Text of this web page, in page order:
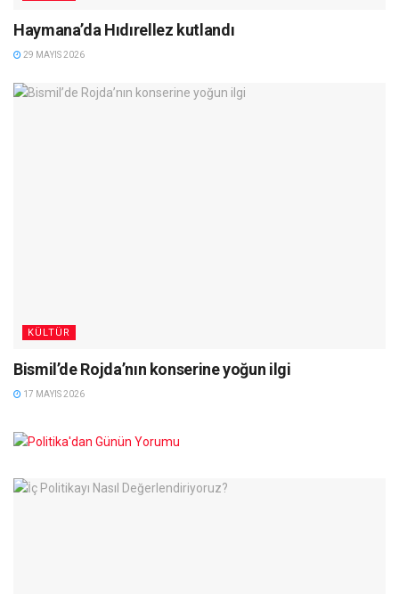
Haymana’da Hıdırellez kutlandı
29 MAYIS 2026
KÜLTÜR
Bismil’de Rojda’nın konserine yoğun ilgi
17 MAYIS 2026